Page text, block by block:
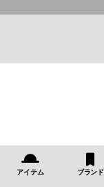
アイテム ブランド